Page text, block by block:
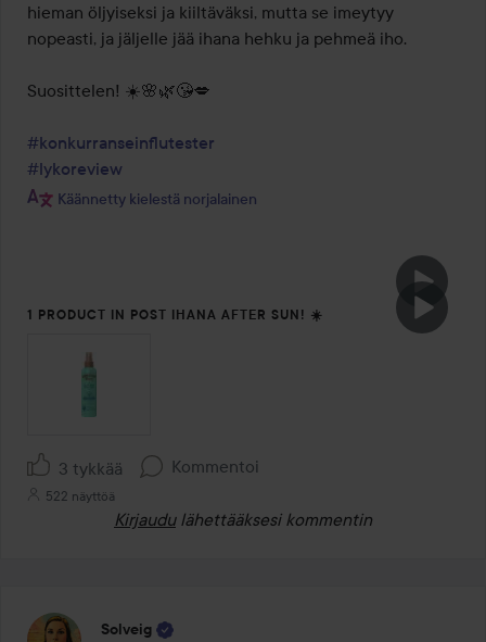
hieman öljyiseksi ja kiiltäväksi, mutta se imeytyy
nopeasti, ja jäljelle jää ihana hehku ja pehmeä iho.
Suosittelen! ☀️🌸🌿😘💋
#konkurranseinflutester
#lykoreview
Käännetty kielestä norjalainen
1 PRODUCT IN POST IHANA AFTER SUN! ☀️
3 tykkää Kommentoi
522 näyttöä
Kirjaudu lähettääksesi kommentin
Solveig